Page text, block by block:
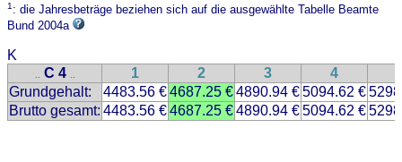
1: die Jahresbeträge beziehen sich auf die ausgewählte Tabelle Beamte
Bund 2004a
K
.. C 4 .. 1 2 3 4
Grundgehalt:
4483.56 €4687.25 €4890.94 €5094.62 €
Brutto gesamt: 4483.56 €4687.25 €4890.94 €5094.62 €